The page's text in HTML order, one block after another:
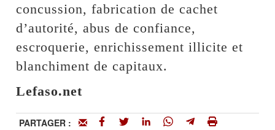
concussion, fabrication de cachet
d’autorité, abus de confiance,
escroquerie, enrichissement illicite et
blanchiment de capitaux.
Lefaso.net
PARTAGER :